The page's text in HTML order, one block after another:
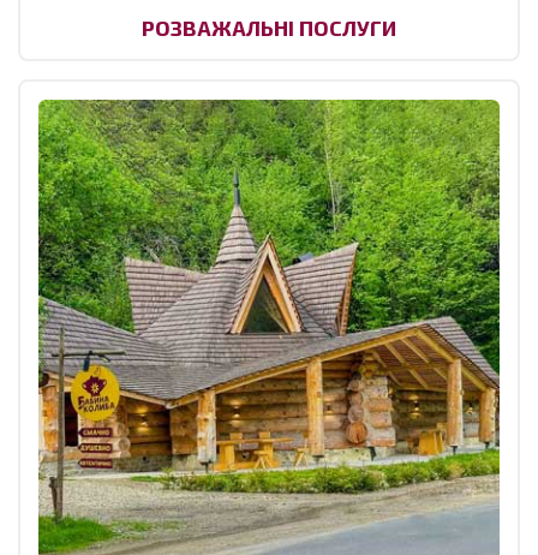
РОЗВАЖАЛЬНІ ПОСЛУГИ